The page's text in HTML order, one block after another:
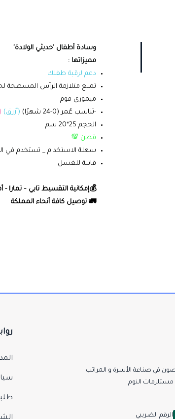
وسادة أطفال 'حديثي الولادة'
مميزاتها :
دعم لرقبة طفلك
تمنع متلازمة الرأس المسطحة
ميموري فوم
-تناسب عُمر (0-24 شهرًا) (أزرق)
الحجم 25*20 سم
قطن 💯
سهلة الاستخدام _ تستخدم في
قابلة للغسل
💰إمكانية التقسيط تابي – تمارا
🚛 توصيل كافة أنحاء المملكة
في صناعة الأسرة و المراتب
مستلزمات النوم
الرقم الضريبي